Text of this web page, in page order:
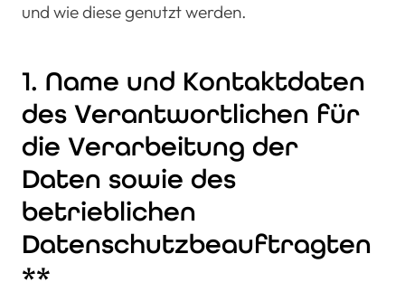
und wie diese genutzt werden.
1. Name und Kontaktdaten
des Verantwortlichen für
die Verarbeitung der
Daten sowie des
betrieblichen
Datenschutzbeauftragten
**